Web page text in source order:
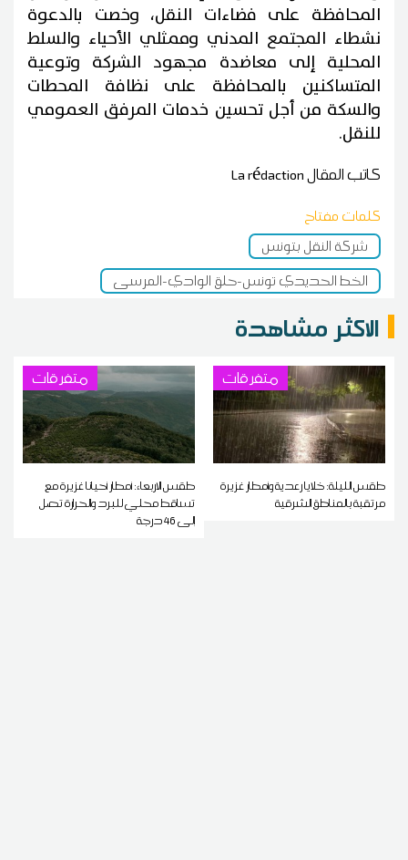
المحافظة على فضاءات النقل، وخصت بالدعوة
نشطاء المجتمع المدني وممثلي الأحياء والسلط
المحلية إلى معاضدة مجهود الشركة وتوعية
المتساكنين بالمحافظة على نظافة المحطات
والسكة من أجل تحسين خدمات المرفق العمومي
للنقل.
كاتب المقالLa rédaction
كلمات مفتاح
شركة النقل بتونس
الخط الحديدي تونس-حلق الوادي-المرسى
الاكثر مشاهدة
متفرقات
طقس الليلة: خلايا رعدية وأمطار غزيرة
مرتقبة بالمناطق الشرقية
متفرقات
طقس الاربعاء: أمطار أحيانا غزيرة مع
تساقط محلي للبرد والحرارة تصل
إلى 46 درجة